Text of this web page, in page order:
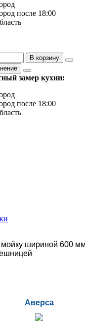
после 18:00
В корзину
замер кухни:
после 18:00
шириной 600 мм
Аверса